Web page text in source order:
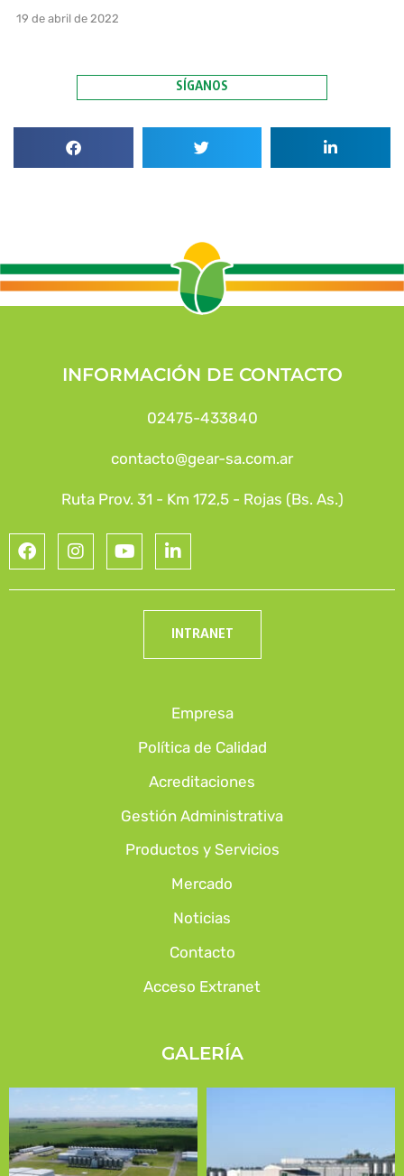
19 de abril de 2022
SÍGANOS
INFORMACIÓN DE CONTACTO
02475-433840
contacto@gear-sa.com.ar
Ruta Prov. 31 - Km 172,5 - Rojas (Bs. As.)
INTRANET
Empresa
Política de Calidad
Acreditaciones
Gestión Administrativa
Productos y Servicios
Mercado
Noticias
Contacto
Acceso Extranet
GALERÍA